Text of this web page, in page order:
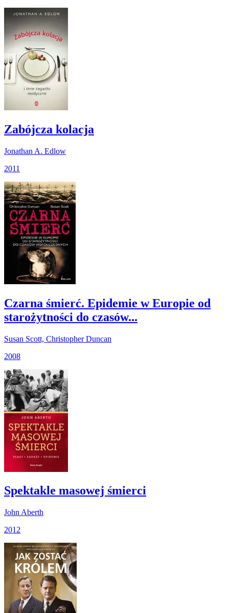
Zabójcza kolacja
Jonathan A. Edlow
2011
Czarna śmierć. Epidemie w Europie od
starożytności do czasów...
Susan Scott, Christopher Duncan
2008
Spektakle masowej śmierci
John Aberth
2012